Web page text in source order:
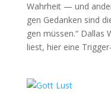
Wahrheit — und
gen Gedanken sind
gen müssen.“ Dal­las
liest, hier eine